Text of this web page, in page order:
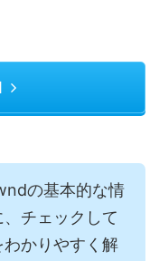
の基本的な情
チェックして
かりやすく解